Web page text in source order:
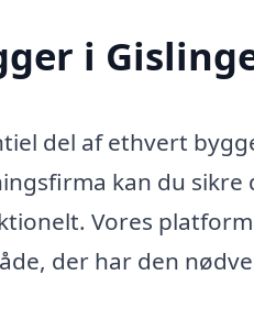
i
del af ethvert
kan du sikre
Vores
der har den